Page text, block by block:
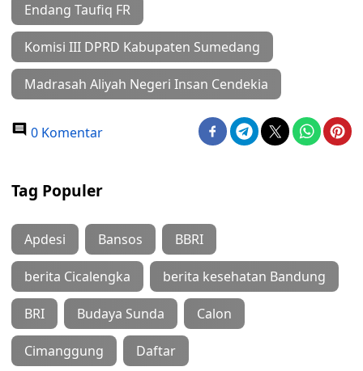
Endang Taufiq FR
Komisi III DPRD Kabupaten Sumedang
Madrasah Aliyah Negeri Insan Cendekia
0 Komentar
Tag Populer
Apdesi Bansos BBRI
berita Cicalengka berita kesehatan Bandung
BRI Budaya Sunda Calon
Cimanggung Daftar